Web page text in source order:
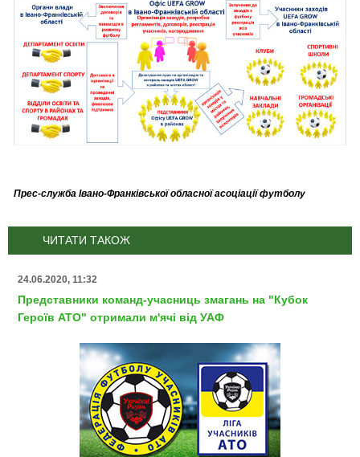
Прес-служба Івано-Франківської обласної асоціації футболу
ЧИТАТИ ТАКОЖ
24.06.2020, 11:32
Представники команд-учасниць змагань на "Кубок
Героїв АТО" отримали м'ячі від УАФ